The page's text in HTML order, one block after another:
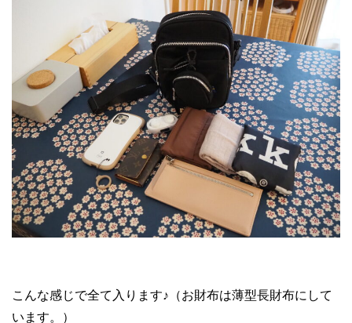
こんな感じで全て入ります♪（お財布は薄型長財布にして
います。）